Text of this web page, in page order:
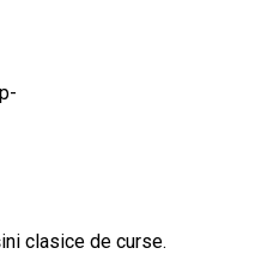
clasice de curse.